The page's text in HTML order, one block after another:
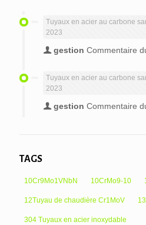
Tuyaux en acier au carbone
2023
gestion Commentaire
Tuyaux en acier au carbone
2023
gestion Commentaire
TAGS
10Cr9Mo1VNbN 10CrMo9-10
12Tuyau de chaudière Cr1MoV
304 Tuyaux en acier inoxydable